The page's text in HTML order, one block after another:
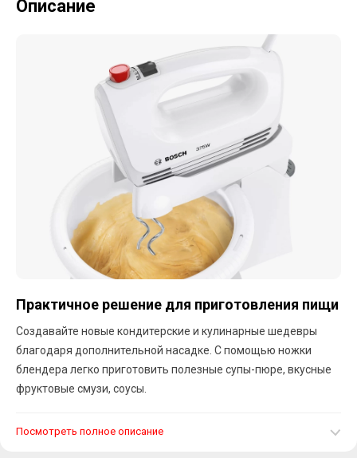
Описание
Практичное решение для приготовления пищи
Создавайте новые кондитерские и кулинарные шедевры
благодаря дополнительной насадке. С помощью ножки
блендера легко приготовить полезные супы-пюре, вкусные
фруктовые смузи, соусы.
Посмотреть полное описание